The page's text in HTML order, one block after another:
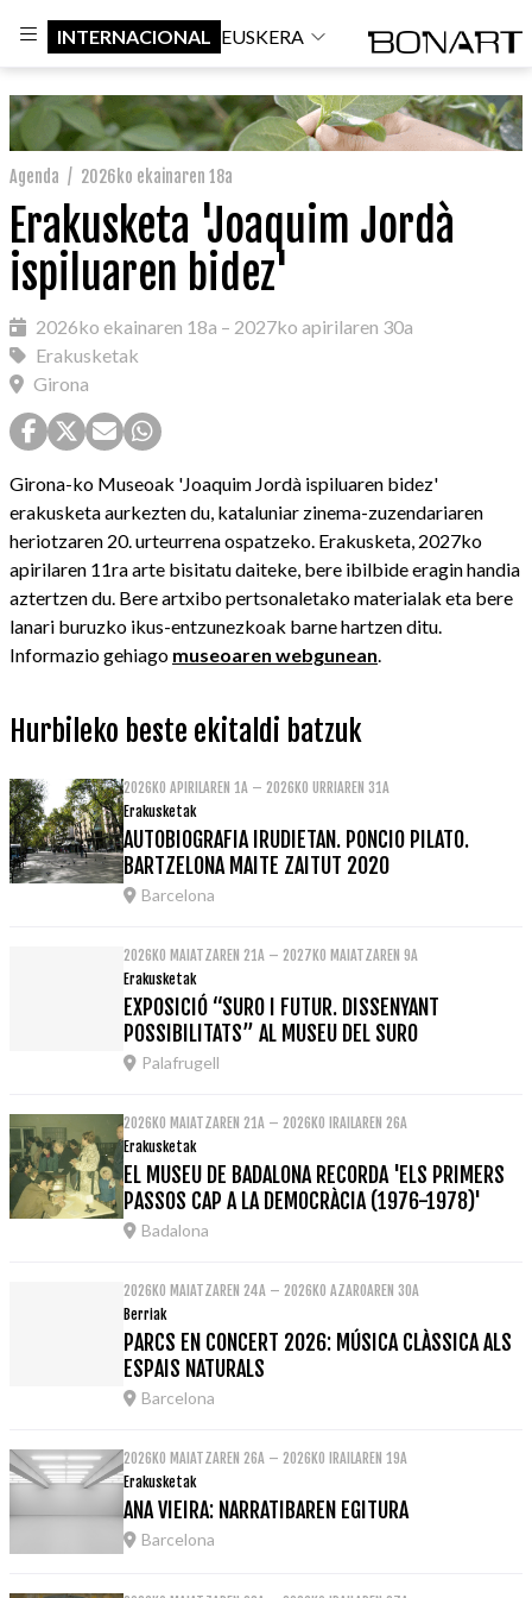
INTERNACIONAL EUSKERA
Agenda / 2026ko ekainaren 18a
Erakusketa 'Joaquim Jordà
ispiluaren bidez'
2026ko ekainaren 18a – 2027ko apirilaren 30a
Erakusketak
Girona
Girona-ko Museoak 'Joaquim Jordà ispiluaren bidez'
erakusketa aurkezten du, kataluniar zinema-zuzendariaren
heriotzaren 20. urteurrena ospatzeko. Erakusketa, 2027ko
apirilaren 11ra arte bisitatu daiteke, bere ibilbide eragin handia
aztertzen du. Bere artxibo pertsonaletako materialak eta bere
lanari buruzko ikus-entzunezkoak barne hartzen ditu.
Informazio gehiago museoaren webgunean
Hurbileko beste ekitaldi batzuk
2026KO APIRILAREN 1A – 2026KO URRIAREN 31A
Erakusketak
AUTOBIOGRAFIA IRUDIETAN. PONCIO PILATO.
BARTZELONA MAITE ZAITUT 2020
Barcelona
2026KO MAIATZAREN 21A – 2027KO MAIATZAREN 9A
Erakusketak
EXPOSICIÓ “SURO I FUTUR. DISSENYANT
POSSIBILITATS” AL MUSEU DEL SURO
Palafrugell
2026KO MAIATZAREN 21A – 2026KO IRAILAREN 26A
Erakusketak
EL MUSEU DE BADALONA RECORDA 'ELS PRIMERS
PASSOS CAP A LA DEMOCRÀCIA (1976-1978)'
Badalona
2026KO MAIATZAREN 24A – 2026KO AZAROAREN 30A
Berriak
PARCS EN CONCERT 2026: MÚSICA CLÀSSICA ALS
ESPAIS NATURALS
Barcelona
2026KO MAIATZAREN 26A – 2026KO IRAILAREN 19A
Erakusketak
ANA VIEIRA: NARRATIBAREN EGITURA
Barcelona